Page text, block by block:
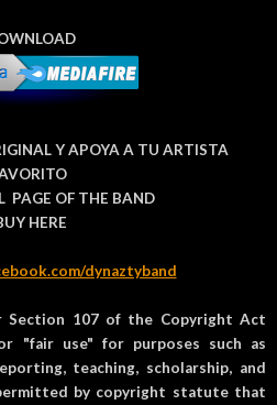
Y APOYA A TU ARTISTA
PAGE OF THE BAND
HERE
dynaztyband
Section 107 of the Copyright Act
"fair use" for purposes such as
teaching, scholarship, and
by copyright statute that